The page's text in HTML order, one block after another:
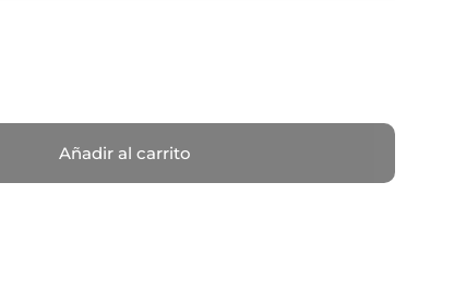
Añadir al carrito